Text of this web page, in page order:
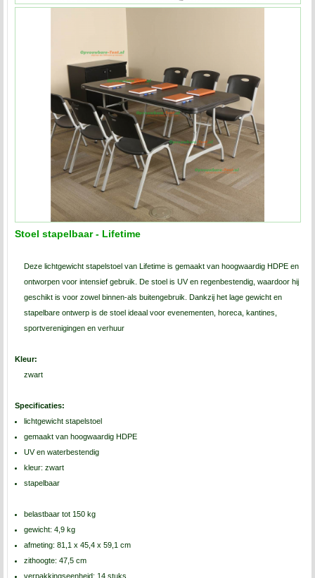
Stoel stapelbaar - Lifetime
Deze lichtgewicht stapelstoel van Lifetime is gemaakt van hoogwaardig HDPE en
ontworpen voor intensief gebruik. De stoel is UV en regenbestendig, waardoor hij
geschikt is voor zowel binnen-als buitengebruik. Dankzij het lage gewicht en
stapelbare ontwerp is de stoel ideaal voor evenementen, horeca, kantines,
sportverenigingen en verhuur
Kleur:
zwart
Specificaties:
lichtgewicht stapelstoel
gemaakt van hoogwaardig HDPE
UV en waterbestendig
kleur: zwart
stapelbaar
belastbaar tot 150 kg
gewicht: 4,9 kg
afmeting: 81,1 x 45,4 x 59,1 cm
zithoogte: 47,5 cm
verpakkingseenheid: 14 stuks